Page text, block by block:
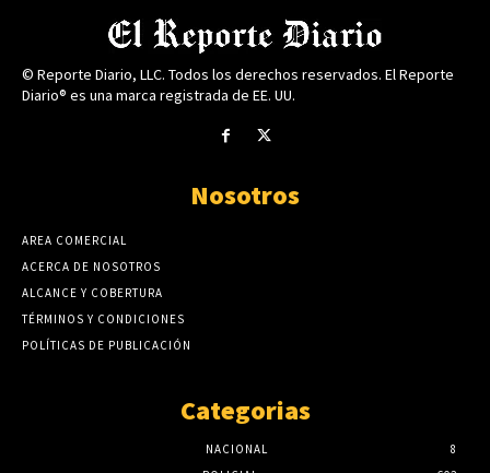
© Reporte Diario, LLC. Todos los derechos reservados. El Reporte
Diario® es una marca registrada de EE. UU.
Nosotros
AREA COMERCIAL
ACERCA DE NOSOTROS
ALCANCE Y COBERTURA
TÉRMINOS Y CONDICIONES
POLÍTICAS DE PUBLICACIÓN
Categorias
NACIONAL
8